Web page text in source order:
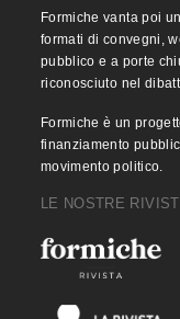
Formiche vanta poi
formati di convegni,
pubblico e a porte
riconosciuto nel
Formiche è un
finanziamento
movimento politico.
LE NOSTRE